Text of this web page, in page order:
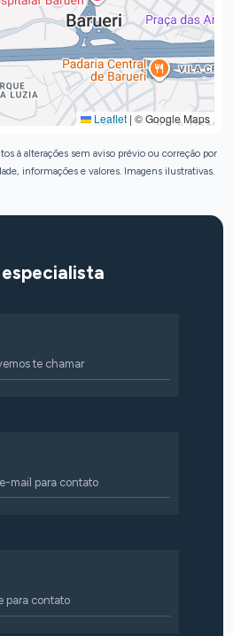
Leaflet | © Google Maps
à alterações sem aviso prévio ou correção por
informações e valores. Imagens ilustrativas.